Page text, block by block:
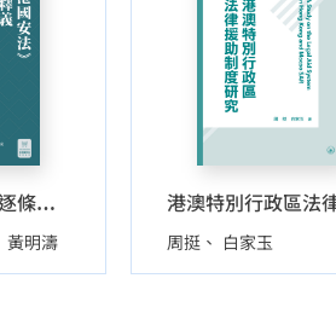
《香港國安法》逐條釋義
黃明濤 周挺 白家玉